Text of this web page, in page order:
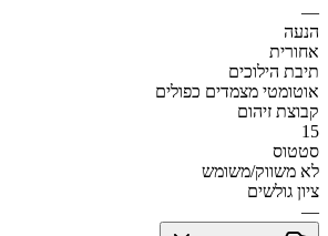
—
הנעה
אחורית
תיבת הילוכים
אוטומטי מצמדים כפולים
קבוצת זיהום
15
סטטוס
לא משווק/משומש
ציון גולשים
—